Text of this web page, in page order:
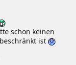
schon keinen
ist